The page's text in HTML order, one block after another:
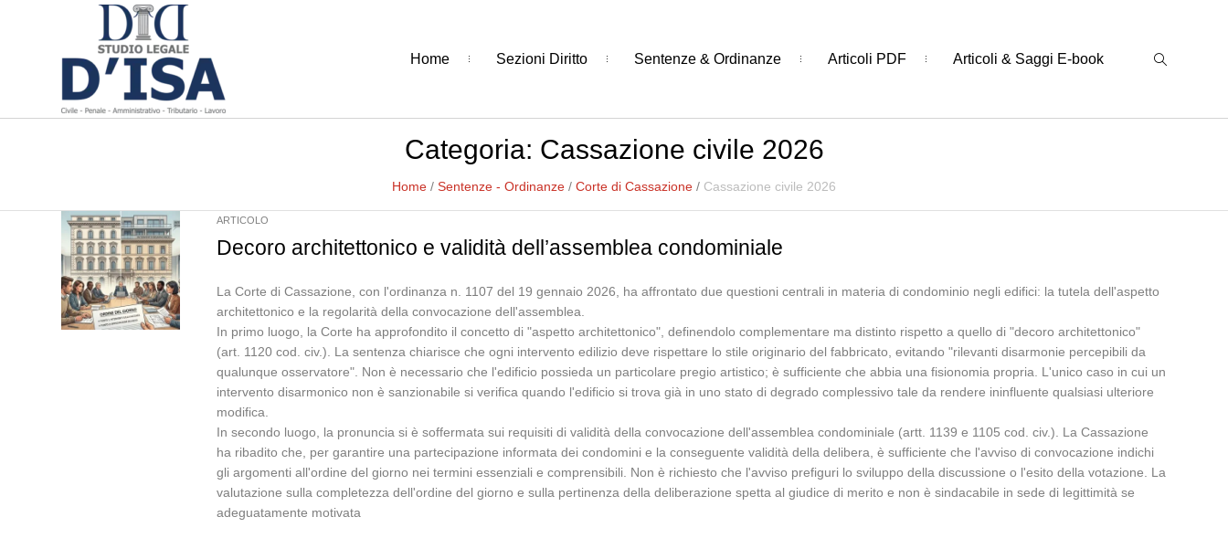
Home Sezioni Diritto Sentenze & Ordinanze Articoli PDF Articoli & Saggi E-book
Categoria: Cassazione civile 2026
Home / Sentenze - Ordinanze / Corte di Cassazione / Cassazione civile 2026
ARTICOLO
Decoro architettonico e validità dell’assemblea condominiale
La Corte di Cassazione, con l'ordinanza n. 1107 del 19 gennaio 2026, ha affrontato due questioni centrali in materia di condominio negli edifici: la tutela dell'aspetto
architettonico e la regolarità della convocazione dell'assemblea.
In primo luogo, la Corte ha approfondito il concetto di "aspetto architettonico", definendolo complementare ma distinto rispetto a quello di "decoro architettonico"
(art. 1120 cod. civ.). La sentenza chiarisce che ogni intervento edilizio deve rispettare lo stile originario del fabbricato, evitando "rilevanti disarmonie percepibili da
qualunque osservatore". Non è necessario che l'edificio possieda un particolare pregio artistico; è sufficiente che abbia una fisionomia propria. L'unico caso in cui un
intervento disarmonico non è sanzionabile si verifica quando l'edificio si trova già in uno stato di degrado complessivo tale da rendere ininfluente qualsiasi ulteriore
modifica.
In secondo luogo, la pronuncia si è soffermata sui requisiti di validità della convocazione dell'assemblea condominiale (artt. 1139 e 1105 cod. civ.). La Cassazione
ha ribadito che, per garantire una partecipazione informata dei condomini e la conseguente validità della delibera, è sufficiente che l'avviso di convocazione indichi
gli argomenti all'ordine del giorno nei termini essenziali e comprensibili. Non è richiesto che l'avviso prefiguri lo sviluppo della discussione o l'esito della votazione. La
valutazione sulla completezza dell'ordine del giorno e sulla pertinenza della deliberazione spetta al giudice di merito e non è sindacabile in sede di legittimità se
adeguatamente motivata